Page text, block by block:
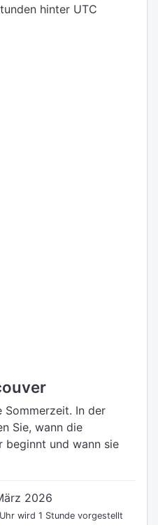
hinter UTC
Sommerzeit. In der
Sie, wann die
beginnt und wann sie
2026
wird 1 Stunde vorgestellt